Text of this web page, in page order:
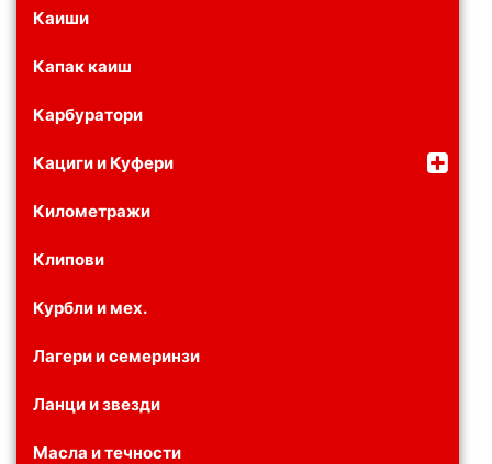
Каиши
Капак каиш
Карбуратори
Кациги и Куфери
Километражи
Клипови
Курбли и мех.
Лагери и семеринзи
Ланци и звезди
Масла и течности